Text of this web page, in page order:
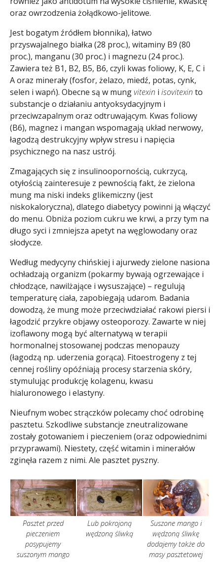
oraz owrzodzenia żołądkowo-jelitowe.
Jest bogatym źródłem błonnika), łatwo
przyswajalnego białka (28 proc.), witaminy B9 (80
proc.), manganu (30 proc.) i magnezu (24 proc.).
Zawiera też B1, B2, B5, B6, czyli kwas foliowy, K, E, C i
A oraz minerały (fosfor, żelazo, miedź, potas, cynk,
selen i wapń). Obecne są w mungvitexin i isovitexin to
substancje o działaniu antyoksydacyjnym i
przeciwzapalnym oraz odtruwającym. Kwas foliowy
(B6), magnez i mangan wspomagają układ nerwowy,
łagodzą destrukcyjny wpływ stresu i napięcia
psychicznego na nasz ustrój.
Zmagających się z insulinoopornością, cukrzycą,
otyłością zainteresuje z pewnością fakt, że zielona
mung ma niski indeks glikemiczny (jest
niskokaloryczna), dlatego diabetycy powinni ją włączyć
do menu. Obniża poziom cukru we krwi, a przy tym na
długo syci i zmniejsza apetyt na węglowodany oraz
słodycze.
Według medycyny chińskiej i ajurwedy zielone nasiona
ochładzają organizm (pokarmy bywają ogrzewające i
chłodzące, nawilżające i wysuszające) – regulują
temperaturę ciała, zapobiegają udarom. Badania
dowodzą, że mung może przeciwdziałać rakowi piersi i
łagodzić przykre objawy osteoporozy. Zawarte w niej
izoflawony mogą być alternatywą w terapii
hormonalnej stosowanej podczas menopauzy
(łagodzą np. uderzenia gorąca). Fitoestrogeny z tej
cennej rośliny opóźniają procesy starzenia skóry,
stymulując produkcję kolagenu, kwasu
hialuronowego i elastyny.
Nieufnym wobec strączków polecamy choć odrobinę
pasztetu. Szkodliwe substancje zneutralizowane
zostały gotowaniem i pieczeniem (oraz odpowiednimi
przyprawami). Niestety, część witamin i minerałów
zginęła razem z nimi. Ale pasztet pyszny.
Pasztet przed
pieczeniem
posypujemy
suszonym mango
Lub pokrojoną
wędzoną śliwką
Suszone mango i
wędzoną śliwkę
dodajemy także do
masy pasztetowej